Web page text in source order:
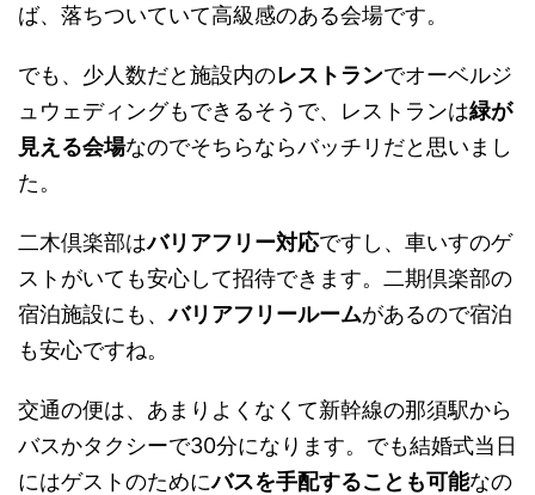
ば、落ちついていて高級感のある会場です。
でも、少人数だと施設内のレストランでオーベルジ
ュウェディングもできるそうで、レストランは緑が
見える会場なのでそちらならバッチリだと思いまし
た。
二木倶楽部はバリアフリー対応ですし、車いすのゲ
ストがいても安心して招待できます。二期倶楽部の
宿泊施設にも、バリアフリールームがあるので宿泊
も安心ですね。
交通の便は、あまりよくなくて新幹線の那須駅から
バスかタクシーで30分になります。でも結婚式当日
にはゲストのためにバスを手配することも可能なの